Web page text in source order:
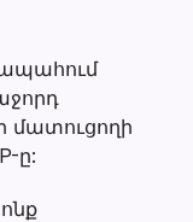
մատուցողի
ը: